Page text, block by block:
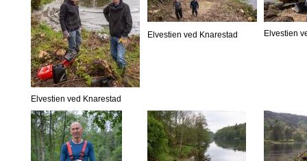
Elvestien ved Knarestad
Elvestien ved Knarestad Elvestien